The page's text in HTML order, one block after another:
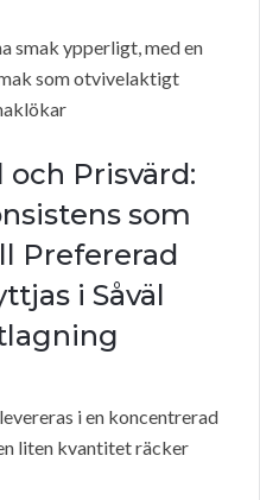
smak ypperligt, med en
som otvivelaktigt
Prisvärd:
som
Prefererad
i Såväl
i en koncentrerad
liten kvantitet räcker